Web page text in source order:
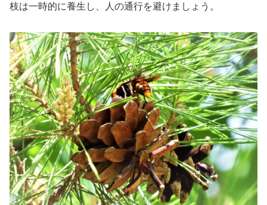
枝は一時的に養生し、人の通行を避けましょう。